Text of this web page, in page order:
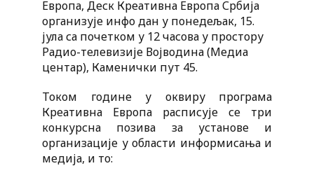
Европа, Деск Креативна Европа Србија
организује инфо дан у понедељак, 15.
јула са почетком у 12 часова у простору
Радио-телевизије Војводина (Медиа
центар), Каменички пут 45.
Током године у оквиру програма
Креативна Европа расписује се три
конкурсна позива за установе и
организације у области информисања и
медија, и то: